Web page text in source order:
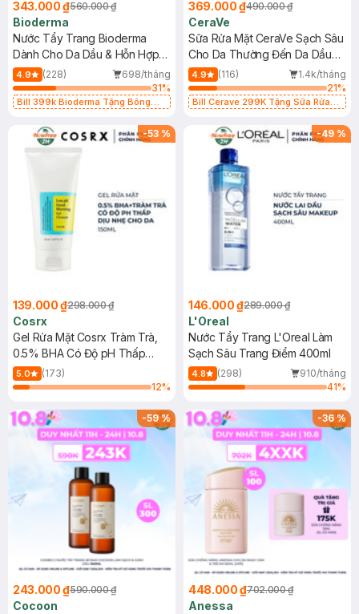
343.000 ₫560.000 ₫
Bioderma
Nước Tẩy Trang Bioderma
Dành Cho Da Dầu & Hỗn Hợp
500ml
4.9 (228)
698/tháng
31%
Bill 399k Bioderma Tặng Bông
369.000 ₫490.000 ₫
CeraVe
Sữa Rửa Mặt CeraVe Sạch Sâu
Cho Da Thường Đến Da Dầu
473ml
4.9 (116)
1.4k/tháng
21%
Bill Cerave 299K Tặng Sữa Rửa
-53 %
139.000 ₫298.000 ₫
Cosrx
Gel Rửa Mặt Cosrx Tràm Trà,
0.5% BHA Có Độ pH Thấp
150ml
5.0
(173)
12%
-49 %
146.000 ₫289.000 ₫
L'Oreal
Nước Tẩy Trang L'Oreal Làm
Sạch Sâu Trang Điểm 400ml
4.8 (298)
910/tháng
41%
-59%
243.000 ₫590.000 ₫
Cocoon
-36%
448.000 ₫702.000 ₫
Anessa